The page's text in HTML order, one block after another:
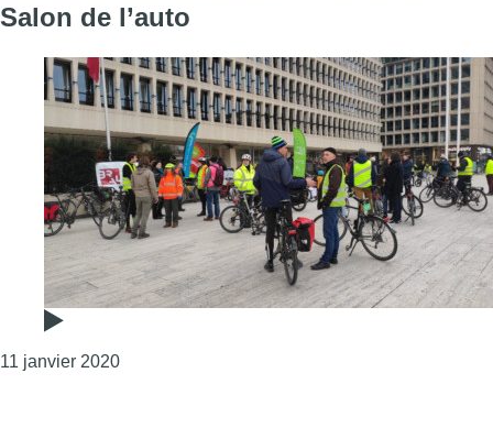
Salon de l’auto
11 janvier 2020Consulter l'article "Des cyclistes bruxellois